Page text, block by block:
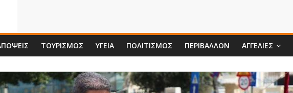
ΤΟΥΡΙΣΜΌΣ ΥΓΕΊΑ ΠΟΛΙΤΙΣΜΌΣ ΠΕΡΙΒΆΛΛΟΝ ΑΓΓΕΛΊΕΣ